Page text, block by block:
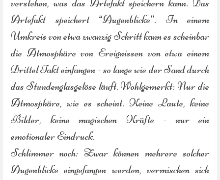
verstehen, was das Artefakt speichern kann. Das
Artefakt speichert “Augenblicke”. In einem
Umkreis von etwa zwanzig Schritt kann es scheinbar
die Atmosphäre von Ereignissen von etwa einem
Drittel Takt einfangen - so lange wie der Sand durch
das Stundenglasgelöse läuft. Wohlgemerkt: Nur die
Atmosphäre, wie es scheint. Keine Laute, keine
Bilder, keine magischen Kräfte - nur ein
emotionaler Eindruck.
Schlimmer noch: Zwar können mehrere solcher
Augenblicke eingefangen werden, vermischen sich